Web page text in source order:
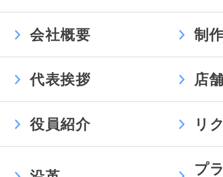
会社概要 制
代表挨拶 店
役員紹介 リ
プ